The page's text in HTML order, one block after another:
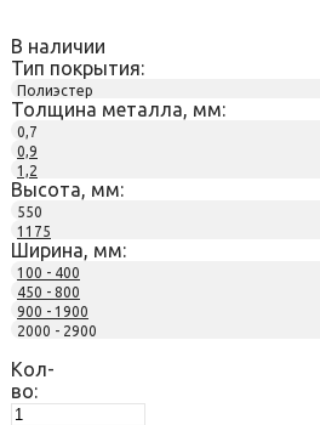
В наличии
Тип покрытия:
Полиэстер
Толщина металла, мм:
0,7
0,9
1,2
Высота, мм:
550
1175
Ширина, мм:
100 - 400
450 - 800
900 - 1900
2000 - 2900
Кол-
во: